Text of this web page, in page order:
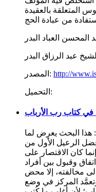
المتعلقة بالعقيدة
المحسن العباد البدر
المصدر: http://
التحميل:
في كتاب رب الأرباب
هذا البحث يعرِض لما
الرعيل الأول من
كان الاقتصار على
وقبول بين أفراد
إلى مخالفته، إلا محض
وتعمَّد المركز في وضع